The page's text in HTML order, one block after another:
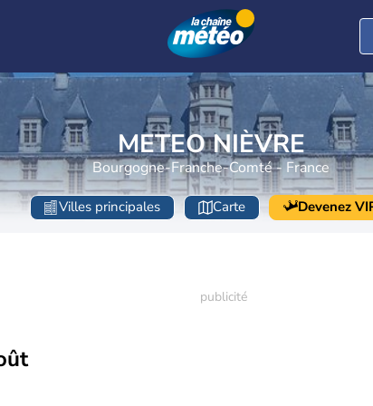
METEO NIÈVRE
Bourgogne-Franche-Comté - France
Villes principales Carte Devenez